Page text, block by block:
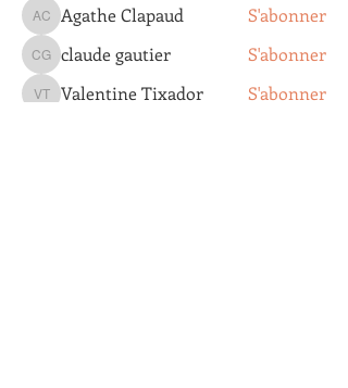
Agathe Clapaud
Agathe Clapaud S'abonner
claude gautier
claude gautier S'abonner
Valentine Tixador
Valentine Tixador
S'abonner